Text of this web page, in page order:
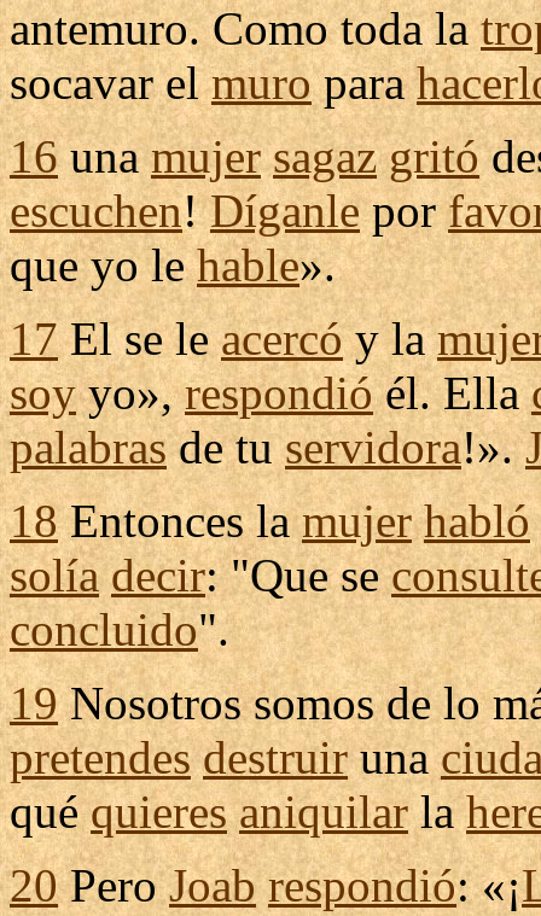
antemuro. Como toda la
socavarelmuropara
16unamujer sagaz gritó
escuchen!Díganlepor
que yo lehable».
17El se leacercóy la
soyyo»,respondióél. Ella
palabrasde tuservidora!».
18Entonces lamujer habló
solía decir: "Que se
concluido".
19Nosotros somos de lo
pretendes destruiruna
quéquieres aniquilarla
20PeroJoab respondió: «¡